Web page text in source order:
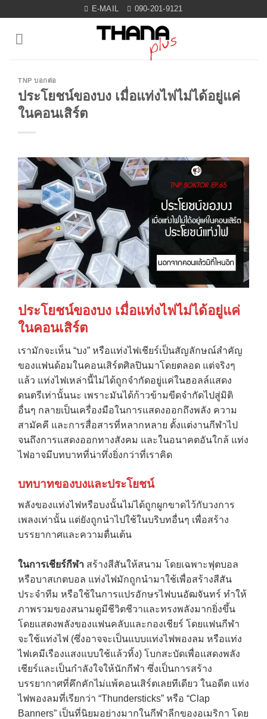
content
E-MAIL 090-201-9121
TNP บอกต่อ
ประโยชน์ของบง เมื่อแท่งไฟไม่ได้อยู่แค่
ในคอนเสิร์ต
ประโยชน์ของบง เมื่อแท่งไฟไม่ได้อยู่แค่
ในคอนเสิร์ต
เรามักจะเห็น “บง” หรือแท่งไฟเชียร์เป็นสัญลักษณ์สำคัญ
ของแฟนด้อมในคอนเสิร์ตศิลปินมาโดยตลอด แต่จริงๆ
แล้ว แท่งไฟเหล่านี้ไม่ได้ถูกจำกัดอยู่แค่ในฮอลล์แสดง
ดนตรีเท่านั้นนะ เพราะมันได้ก้าวข้ามขีดจำกัดไปสู่มิติ
อื่นๆ กลายเป็นเครื่องมือในการแสดงออกถึงพลัง ความ
สามัคคี และการสื่อสารที่หลากหลาย ตั้งแต่งานกีฬาไป
จนถึงการแสดงออกทางสังคม และในอนาคตอันใกล้ แท่ง
ไฟอาจมีบทบาทที่น่าทึ่งยิ่งกว่าที่เราคิด
บทบาทของบงและประโยชน์
พลังของแท่งไฟหรือบงนั้นไม่ได้ถูกผูกขาดไว้กับวงการ
เพลงเท่านั้น แต่ยังถูกนำไปใช้ในบริบทอื่นๆ เพื่อสร้าง
บรรยากาศและความตื่นเต้น
ในการเชียร์กีฬา สร้างสีสันให้สนาม โดยเฉพาะฟุตบอล
หรือบาสเกตบอล แท่งไฟมักถูกนำมาใช้เพื่อสร้างสีสัน
ประจำทีม หรือใช้ในการแปรอักษรไฟบนอัฒจันทร์ ทำให้
ภาพรวมของสนามดูมีชีวิตชีวาและทรงพลังมากยิ่งขึ้น
โดยแสดงพลังของแฟนคลับและกองเชียร์ โดยแฟนกีฬา
จะใช้แท่งไฟ (ซึ่งอาจจะเป็นแบบแท่งไฟพองลม หรือแท่ง
ไฟเคมีเรืองแสงแบบใช้แล้วทิ้ง) โบกสะบัดเพื่อแสดงพลัง
เชียร์และเป็นกำลังใจให้นักกีฬา ซึ่งเป็นการสร้าง
บรรยากาศที่คึกคักไม่แพ้คอนเสิร์ตเลยทีเดียว ในอดีต แท่ง
ไฟพองลมที่เรียกว่า “Thundersticks” หรือ “Clap
Banners” เป็นที่นิยมอย่างมากในกีฬาลีกของอเมริกา โดย